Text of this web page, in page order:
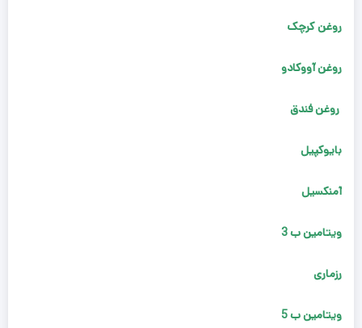
روغن کرچک
روغن آووکادو
روغن فندق
بایوکپیل
آمنکسیل
ویتامین ب 3
رزماری
ویتامین ب 5